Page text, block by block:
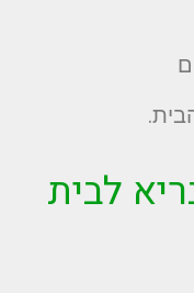
לבית